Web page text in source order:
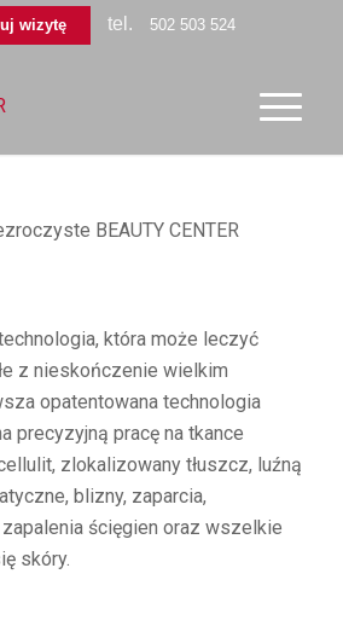
wizytę tel. 502 503 524
która może leczyć
z nieskończenie wielkim
opatentowana technologia
precyzyjną pracę na tkance
zlokalizowany tłuszcz, luźną
blizny, zaparcia,
ścięgien oraz wszelkie
skóry.